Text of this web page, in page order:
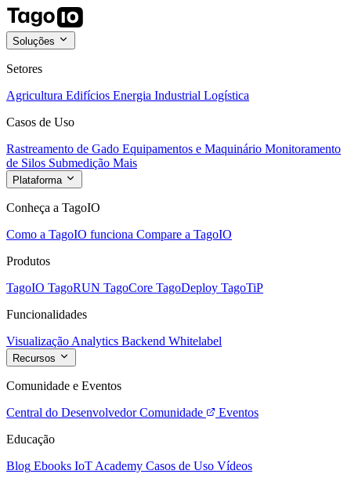
Soluções
Setores
Agricultura Edifícios Energia Industrial Logística
Casos de Uso
Rastreamento de Gado Equipamentos e Maquinário Monitoramento
de Silos Submedição Mais
Plataforma
Conheça a TagoIO
Como a TagoIO funciona Compare a TagoIO
Produtos
TagoIO TagoRUN TagoCore TagoDeploy TagoTiP
Funcionalidades
Visualização Analytics Backend Whitelabel
Recursos
Comunidade e Eventos
Central do Desenvolvedor Comunidade
Eventos
Educação
Blog Ebooks IoT Academy Casos de Uso Vídeos